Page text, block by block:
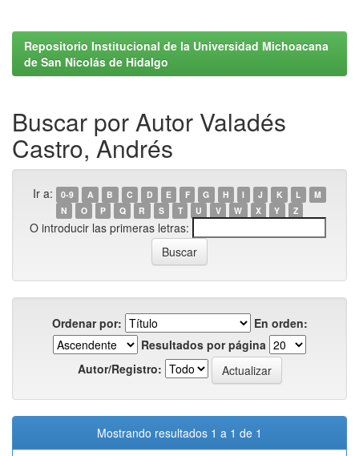
Repositorio Institucional de la Universidad Michoacana
de San Nicolás de Hidalgo
Buscar por Autor Valadés
Castro, Andrés
Ir a: 0-9 A B C D E F G H I J K L
M
N
O P Q R S T U V W X Y Z
O introducir las primeras letras:
Ordenar por:
En orden:
Resultados por página
Autor/Registro:
Mostrando resultados 1 a 1 de 1